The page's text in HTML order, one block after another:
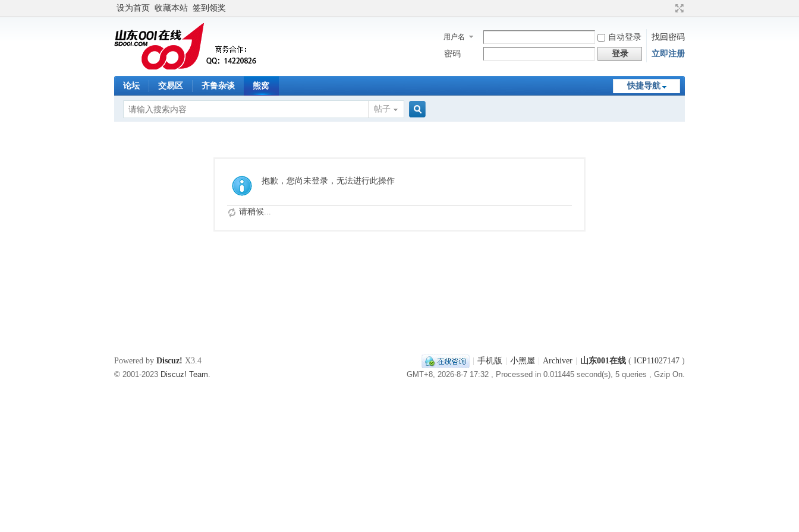
设为首页 收藏本站 签到领奖
用户名 自动登录
找回密码
密码
登录 立即注册
快捷导航
论坛 交易区 齐鲁杂谈 熊窝
帖子
抱歉，您尚未登录，无法进行此操作
请稍候...
手机版 小黑屋 Archiver 山东001在线 ( ICP11027147 )
GMT+8, 2026-8-7 17:32 , Processed in 0.011445 second(s), 5 queries , Gzip On.
Powered by Discuz! X3.4
© 2001-2023 Discuz! Team.